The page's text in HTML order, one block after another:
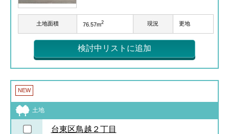
土地面積 76.57m2 現況 更地
検討中リストに追加
NEW
土地
台東区鳥越２丁目